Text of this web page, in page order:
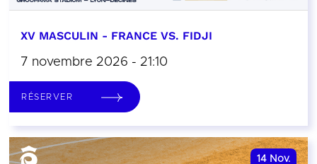
XV MASCULIN - FRANCE VS. FIDJI
7 novembre 2026 - 21:10
RÉSERVER
14 Nov.